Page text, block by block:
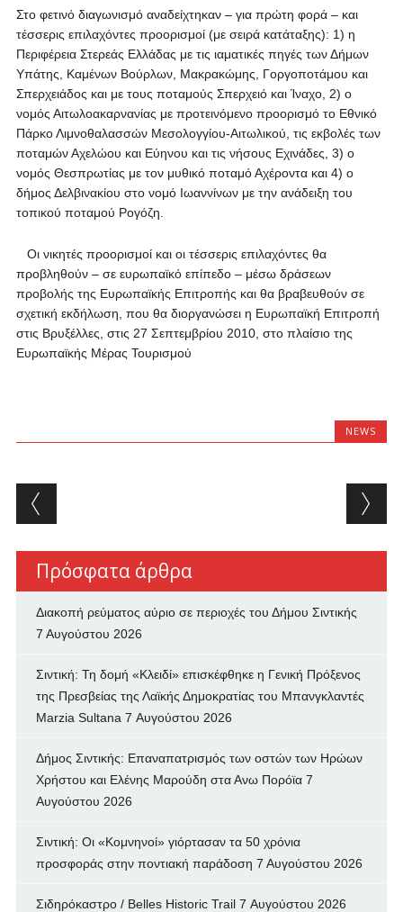
Στο φετινό διαγωνισμό αναδείχτηκαν – για πρώτη φορά – και
τέσσερις επιλαχόντες προορισμοί (με σειρά κατάταξης): 1) η
Περιφέρεια Στερεάς Ελλάδας με τις ιαματικές πηγές των Δήμων
Υπάτης, Καμένων Βούρλων, Μακρακώμης, Γοργοποτάμου και
Σπερχειάδος και με τους ποταμούς Σπερχειό και Ίναχο, 2) ο
νομός Αιτωλοακαρνανίας με προτεινόμενο προορισμό το Εθνικό
Πάρκο Λιμνοθαλασσών Μεσολογγίου-Αιτωλικού, τις εκβολές των
ποταμών Αχελώου και Εύηνου και τις νήσους Εχινάδες, 3) ο
νομός Θεσπρωτίας με τον μυθικό ποταμό Αχέροντα και 4) ο
δήμος Δελβινακίου στο νομό Ιωαννίνων με την ανάδειξη του
τοπικού ποταμού Ρογόζη.
Οι νικητές προορισμοί και οι τέσσερις επιλαχόντες θα
προβληθούν – σε ευρωπαϊκό επίπεδο – μέσω δράσεων
προβολής της Ευρωπαϊκής Επιτροπής και θα βραβευθούν σε
σχετική εκδήλωση, που θα διοργανώσει η Ευρωπαϊκή Επιτροπή
στις Βρυξέλλες, στις 27 Σεπτεμβρίου 2010, στο πλαίσιο της
Ευρωπαϊκής Μέρας Τουρισμού
NEWS
Post navigation
Πρόσφατα άρθρα
Διακοπή ρεύματος αύριο σε περιοχές του Δήμου Σιντικής
7 Αυγούστου 2026
Σιντική: Τη δομή «Κλειδί» επισκέφθηκε η Γενική Πρόξενος
της Πρεσβείας της Λαϊκής Δημοκρατίας του Μπανγκλαντές
Marzia Sultana 7 Αυγούστου 2026
Δήμος Σιντικής: Επαναπατρισμός των oστών των Ηρώων
Χρήστου και Ελένης Μαρούδη στα Ανω Πορόϊα 7
Αυγούστου 2026
Σιντική: Οι «Κομνηνοί» γιόρτασαν τα 50 χρόνια
προσφοράς στην ποντιακή παράδοση 7 Αυγούστου 2026
Σιδηρόκαστρο / Belles Historic Trail 7 Αυγούστου 2026